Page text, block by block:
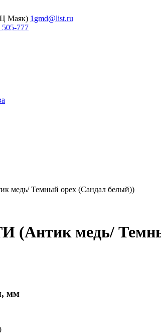
Маяк) 1gmd@list.ru
505-777
медь/ Темный орех (Сандал белый))
(Антик медь/
мм